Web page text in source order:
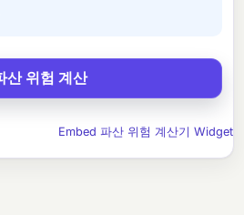
Embed 파산 위험 계산기 Widget